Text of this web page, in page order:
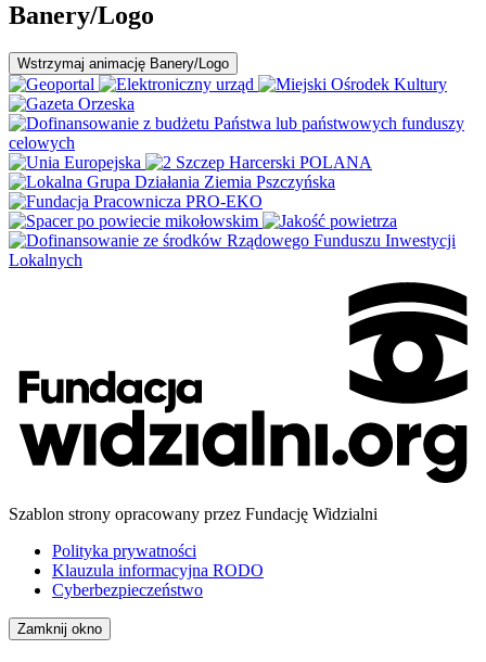
Banery/Logo
Wstrzymaj animację Banery/Logo
Szablon strony opracowany przez Fundację Widzialni
Polityka prywatności
Klauzula informacyjna RODO
Cyberbezpieczeństwo
Zamknij okno